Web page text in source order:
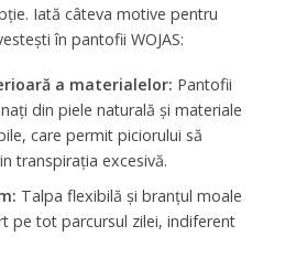
Iată câteva motive pentru
în pantofii WOJAS:
a materialelor: Pantofii
din piele naturală și materiale
care permit piciorului să
transpirația excesivă.
Talpa flexibilă și branțul moale
pe tot parcursul zilei, indiferent